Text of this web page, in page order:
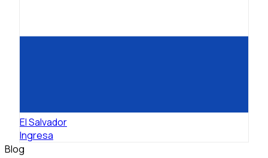
El Salvador
Ingresa
Blog